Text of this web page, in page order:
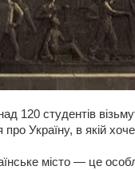
120 студентів
про Україну, в якій
місто — це